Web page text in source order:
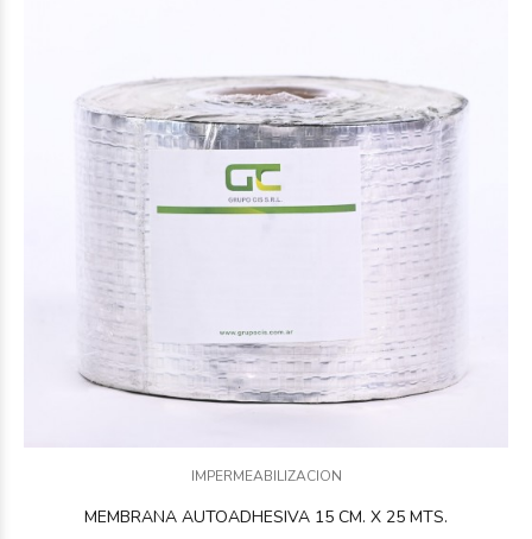
IMPERMEABILIZACION
MEMBRANA AUTOADHESIVA 15 CM. X 25 MTS.